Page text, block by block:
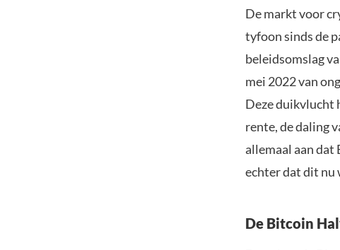
De markt voor
tyfoon sinds de
beleidsomslag
mei 2022 van
Deze duikvlucht
rente, de daling
allemaal aan dat
echter dat dit nu
De Bitcoin